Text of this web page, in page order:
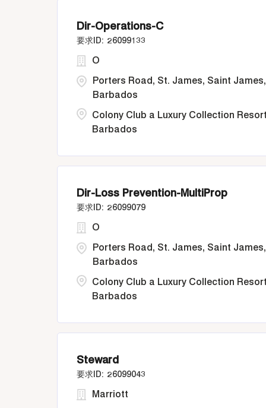
Dir-Operations-C
26099133
Porters Road, St. James, Saint James,
Barbados
O
Colony Club a Luxury Collection Resort
Barbados
Dir-Loss Prevention-MultiProp
26099079
Porters Road, St. James, Saint James,
Barbados
O
Colony Club a Luxury Collection Resort
Barbados
Steward
26099043
Marriott